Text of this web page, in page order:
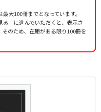
大100冊までとなっています。
」に進んでいただくと、表示さ
のため、在庫がある限り100冊を